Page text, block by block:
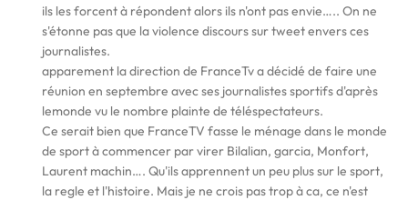
ils les forcent à répondent alors ils n'ont pas envie….. On ne
s'étonne pas que la violence discours sur tweet envers ces
journalistes.
apparement la direction de FranceTv a décidé de faire une
réunion en septembre avec ses journalistes sportifs d'après
lemonde vu le nombre plainte de téléspectateurs.
Ce serait bien que FranceTV fasse le ménage dans le monde
de sport à commencer par virer Bilalian, garcia, Monfort,
Laurent machin…. Qu'ils apprennent un peu plus sur le sport,
la regle et l'histoire. Mais je ne crois pas trop à ca, ce n'est